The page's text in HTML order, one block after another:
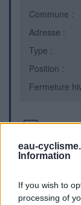
eau-
Information
If you wish to
processing of
Commune :
Adresse :
Type :
Position :
Fermeture
Le long de la